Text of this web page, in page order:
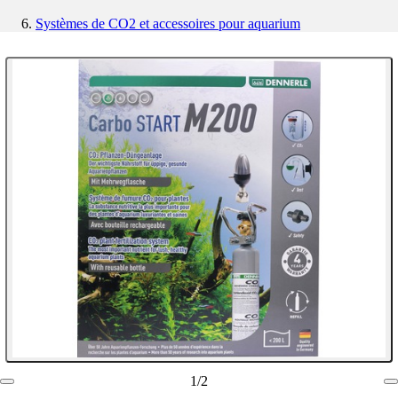
Systèmes de CO2 et accessoires pour aquarium
1/2